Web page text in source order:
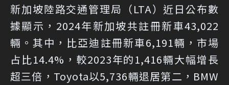
新加坡陸路交通管理局（LTA）近日公布數
據顯示，2024年新加坡共註冊新車43,022
輛。其中，比亞迪註冊新車6,191輛，市場
占比14.4%，較2023年的1,416輛大幅增長
超三倍，Toyota以5,736輛退居第二，BMW